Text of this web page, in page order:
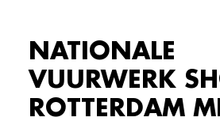
NATIONALE
VUURWERK
ROTTERDAM